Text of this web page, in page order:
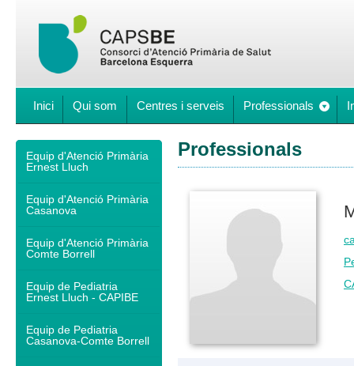
Inici Qui som Centres i serveis Professionals
Equip d'Atenció Primària
Ernest Lluch
Equip d'Atenció Primària
Casanova
Equip d'Atenció Primària
Comte Borrell
Equip de Pediatria
Ernest Lluch - CAPIBE
Equip de Pediatria
Casanova-Comte Borrell
Professionals